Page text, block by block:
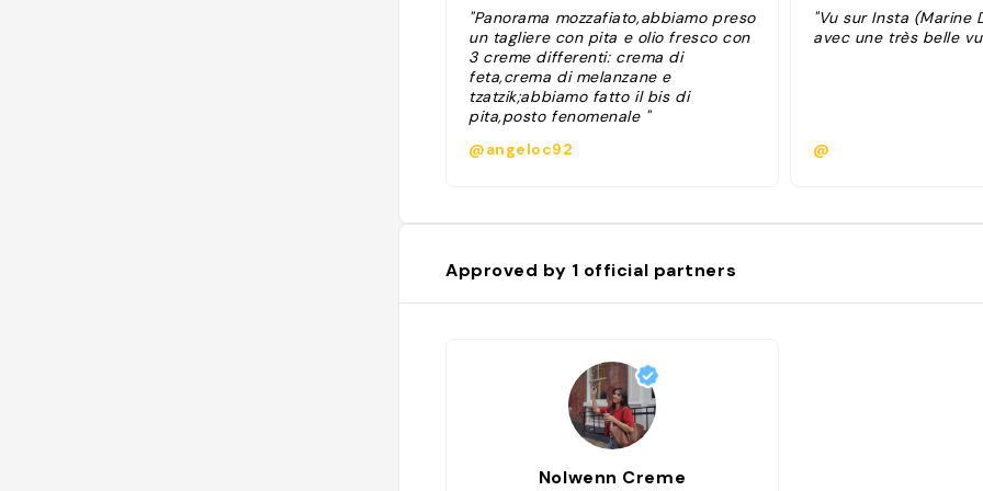
"Panorama mozzafiato,abbiamo preso
un tagliere con pita e olio fresco con
3 creme differenti: crema di
feta,crema di melanzane e
tzatzik;abbiamo fatto il bis di
pita,posto fenomenale "
@angeloc92
"Vu sur Insta (Marine
avec une très belle
@
Approved by 1 official partners
Nolwenn Creme